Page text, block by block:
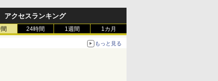
アクセスランキング
24時間 1週間 1カ月
もっと見る